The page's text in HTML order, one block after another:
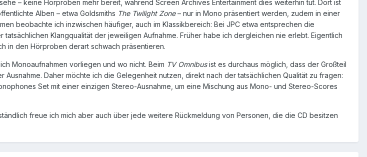
– keine Hörproben mehr bereit, während Screen Archives Entertainment dies weiterhin tut. Dort ist
Alben – etwa Goldsmiths The Twilight Zone – nur in Mono präsentiert werden, zudem in einer
beobachte ich inzwischen häufiger, auch im Klassikbereich: Bei JPC etwa entsprechen die
Klangqualität der jeweiligen Aufnahme. Früher habe ich dergleichen nie erlebt. Eigentlich
in den Hörproben derart schwach präsentieren.
Monoaufnahmen vorliegen und wo nicht. Beim TV Omnibus ist es durchaus möglich, dass der Großteil
Daher möchte ich die Gelegenheit nutzen, direkt nach der tatsächlichen Qualität zu fragen:
Set mit einer einzigen Stereo-Ausnahme, um eine Mischung aus Mono- und Stereo-Scores
freue ich mich aber auch über jede weitere Rückmeldung von Personen, die die CD besitzen